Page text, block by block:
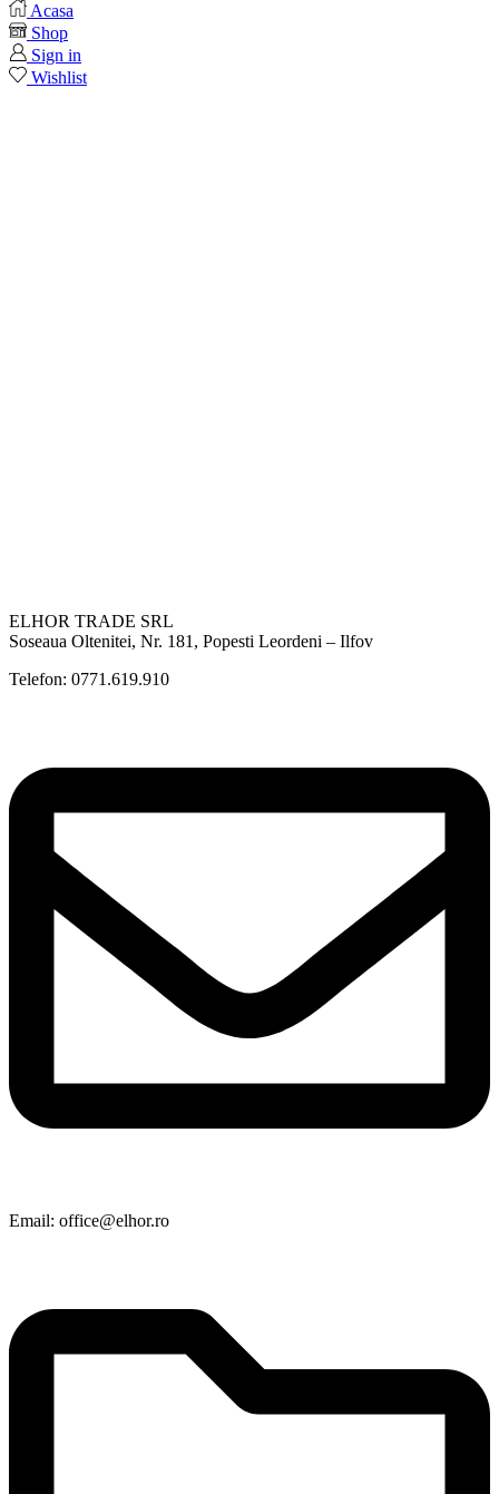
Acasa
Shop
Sign in
Wishlist
ELHOR TRADE SRL
Soseaua Oltenitei, Nr. 181, Popesti Leordeni – Ilfov
Telefon: 0771.619.910
Email: office@elhor.ro